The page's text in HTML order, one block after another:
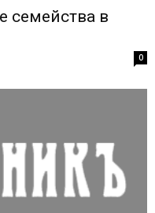
семейства в
0